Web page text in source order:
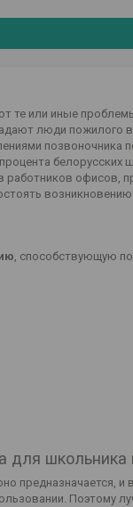
те или иные
люди пожилого
позвоночника
белорусских
работников офисов,
, способствующую
для школьника
предназначается,
Поэтому